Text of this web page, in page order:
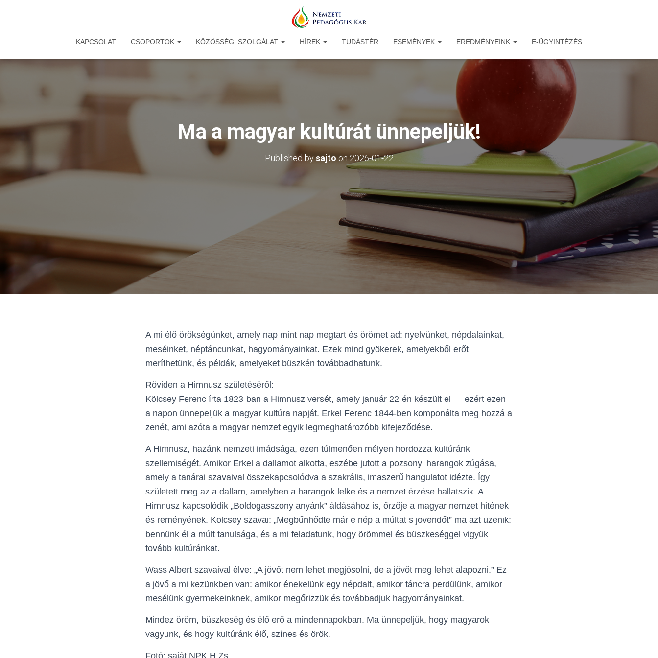
KAPCSOLAT CSOPORTOK KÖZÖSSÉGI SZOLGÁLAT HÍREK TUDÁSTÉR ESEMÉNYEK EREDMÉNYEINK E-ÜGYINTÉZÉS
Ma a magyar kultúrát ünnepeljük!
Published bysajto on 2026-01-22
A mi élő örökségünket, amely nap mint nap megtart és örömet ad: nyelvünket, népdalainkat,
meséinket, néptáncunkat, hagyományainkat. Ezek mind gyökerek, amelyekből erőt
meríthetünk, és példák, amelyeket büszkén továbbadhatunk.
Röviden a Himnusz születéséről:
Kölcsey Ferenc írta 1823‑ban a Himnusz versét, amely január 22‑én készült el — ezért ezen
a napon ünnepeljük a magyar kultúra napját. Erkel Ferenc 1844‑ben komponálta meg hozzá a
zenét, ami azóta a magyar nemzet egyik legmeghatározóbb kifejeződése.
A Himnusz, hazánk nemzeti imádsága, ezen túlmenően mélyen hordozza kultúránk
szellemiségét. Amikor Erkel a dallamot alkotta, eszébe jutott a pozsonyi harangok zúgása,
amely a tanárai szavaival összekapcsolódva a szakrális, imaszerű hangulatot idézte. Így
született meg az a dallam, amelyben a harangok lelke és a nemzet érzése hallatszik. A
Himnusz kapcsolódik „Boldogasszony anyánk” áldásához is, őrzője a magyar nemzet hitének
és reményének. Kölcsey szavai: „Megbűnhődte már e nép a múltat s jövendőt” ma azt üzenik:
bennünk él a múlt tanulsága, és a mi feladatunk, hogy örömmel és büszkeséggel vigyük
tovább kultúránkat.
Wass Albert szavaival élve: „A jövőt nem lehet megjósolni, de a jövőt meg lehet alapozni.” Ez
a jövő a mi kezünkben van: amikor énekelünk egy népdalt, amikor táncra perdülünk, amikor
mesélünk gyermekeinknek, amikor megőrizzük és továbbadjuk hagyományainkat.
Mindez öröm, büszkeség és élő erő a mindennapokban. Ma ünnepeljük, hogy magyarok
vagyunk, és hogy kultúránk élő, színes és örök.
Fotó: saját NPK H.Zs.